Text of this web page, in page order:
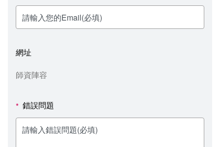
報名系統
線上報名查詢
研發處
秘書處出納組
秘書處文書組
教學媒體處
電算中心
文化藝術學系
健康管理與促進學系
網路選課
校園行事曆
消耗品申請
教室‧會議室預約系統
線上報修最新消息
法令規章
政府公開資訊
常見問答
意見信箱
各單位意見信箱
影音資訊
網址
師資陣容
* 錯誤問題